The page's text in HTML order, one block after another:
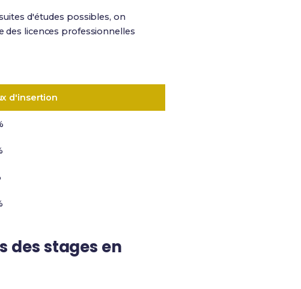
d'études possibles, on
des licences professionnelles
d'insertion
des stages en